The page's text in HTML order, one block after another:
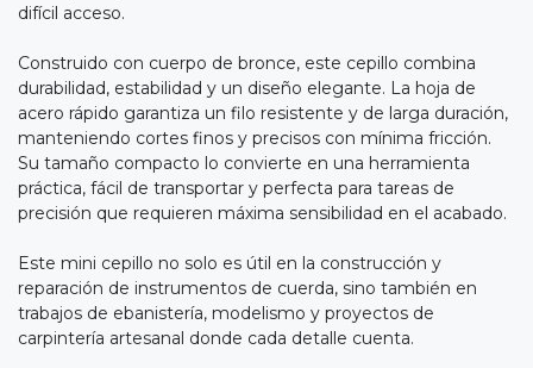
difícil acceso.
Construido con cuerpo de bronce, este cepillo combina
durabilidad, estabilidad y un diseño elegante. La hoja de
acero rápido garantiza un filo resistente y de larga duración,
manteniendo cortes finos y precisos con mínima fricción.
Su tamaño compacto lo convierte en una herramienta
práctica, fácil de transportar y perfecta para tareas de
precisión que requieren máxima sensibilidad en el acabado.
Este mini cepillo no solo es útil en la construcción y
reparación de instrumentos de cuerda, sino también en
trabajos de ebanistería, modelismo y proyectos de
carpintería artesanal donde cada detalle cuenta.